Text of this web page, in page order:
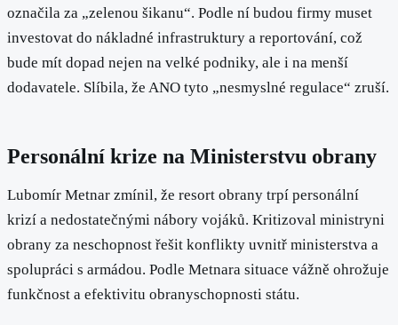
označila za „zelenou šikanu“. Podle ní budou firmy muset
investovat do nákladné infrastruktury a reportování, což
bude mít dopad nejen na velké podniky, ale i na menší
dodavatele. Slíbila, že ANO tyto „nesmyslné regulace“ zruší.
Personální krize na Ministerstvu obrany
Lubomír Metnar zmínil, že resort obrany trpí personální
krizí a nedostatečnými nábory vojáků. Kritizoval ministryni
obrany za neschopnost řešit konflikty uvnitř ministerstva a
spolupráci s armádou. Podle Metnara situace vážně ohrožuje
funkčnost a efektivitu obranyschopnosti státu.